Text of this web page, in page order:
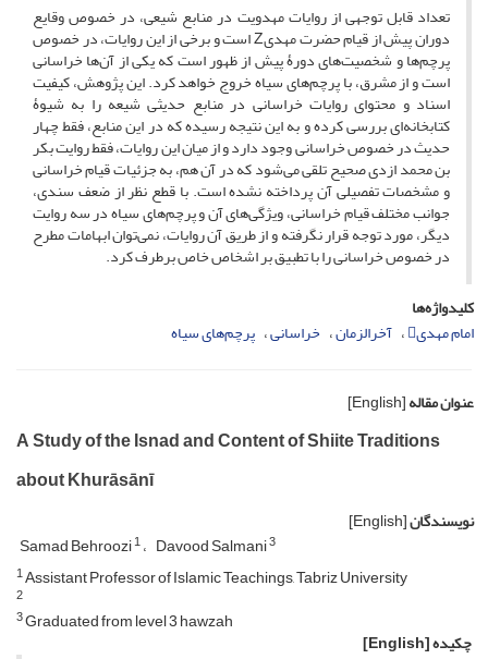
تعداد قابل توجهی از روایات مهدویت در منابع شیعی، در خصوص وقایع
دوران پیش از قیام حضرت مهدیZ ‌است و برخی از این روایات، در خصوص
پرچم‌ها و شخصیت‌های دورۀ پیش از ظهور است که یکی از آن‌ها خراسانی
است و از مشرق، با پرچم‌های سیاه خروج خواهد کرد. این پژوهش، کیفیت
اسناد و محتوای روایات خراسانی در منابع حدیثی شیعه را به شیوۀ
کتابخانه‌ای بررسی کرده و به این نتیجه رسیده که در این منابع، فقط چهار
حدیث در خصوص خراسانی وجود دارد و از میان این روایات، فقط روایت بکر
بن محمد ازدی صحیح تلقی ‌می‌شود که در آن هم، به جزئیات قیام خراسانی
و مشخصات تفصیلی آن پرداخته نشده ‌است. با قطع نظر از ضعف سندی،
جوانب مختلف قیام خراسانی، ویژگی‌های آن و پرچم‌های سیاه در سه روایت
دیگر، مورد توجه قرار نگرفته‌ و از طریق آن روایات، نمی‌توان ابهامات مطرح
در خصوص خراسانی را با تطبیق بر اشخاص خاص برطرف کرد.
کلیدواژه‌ها
امام مهدی
آخرالزمان خراسانی پرچم‌های سیاه
عنوان مقاله[English]
A Study of the Isnad and Content of Shiite Traditions
about Khurāsānī
نویسندگان[English]
Samad Behroozi1 Davood Salmani3
1Assistant Professor of Islamic Teachings, Tabriz University
2
3Graduated from level 3 hawzah
چکیده[English]